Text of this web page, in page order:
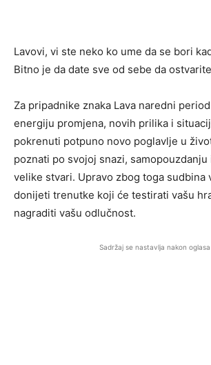
Lavovi, vi ste neko ko ume da se bori
Bitno je da date sve od sebe da
Za pripadnike znaka Lava naredni
energiju promjena, novih prilika i
pokrenuti potpuno novo poglavlje u
poznati po svojoj snazi,
velike stvari. Upravo zbog toga sudbina
donijeti trenutke koji će testirati vašu
nagraditi vašu odlučnost.
Sadržaj se nastavlja nakon oglasa